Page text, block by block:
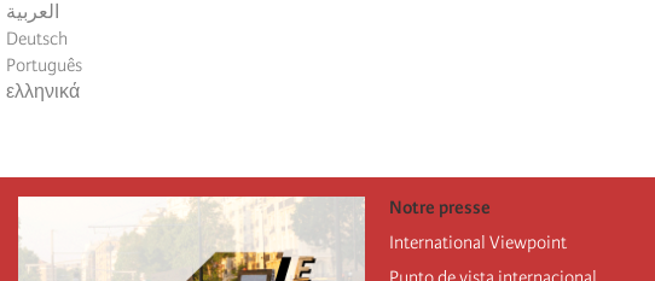
العربية
Deutsch
Português
ελληνικά
Notre presse
International Viewpoint